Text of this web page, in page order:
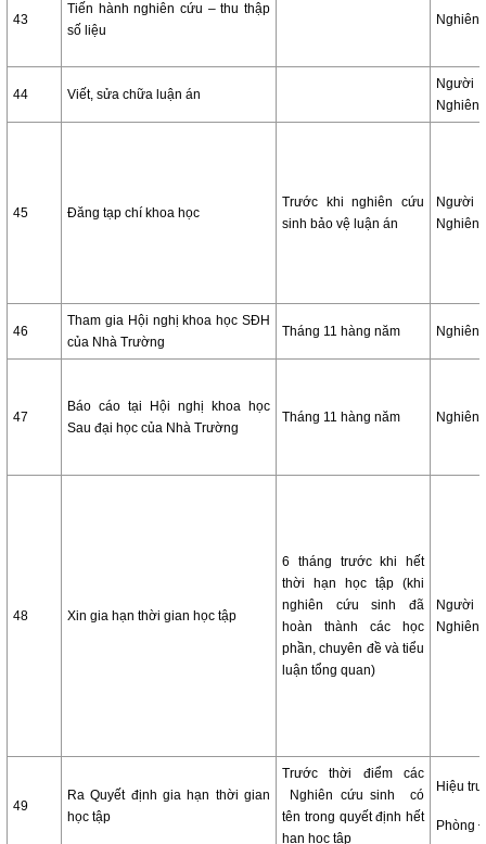
43
Tiến hành nghiên cứu – thu thập
số liệu
Nghiên
44 Viết, sửa chữa luận án
Người
Nghiên
45 Đăng tạp chí khoa học
Trước khi nghiên cứu
sinh bảo vệ luận án
Người
Nghiên
46
Tham gia Hội nghị khoa học SĐH
của Nhà Trường
Tháng 11 hàng năm
47
Báo cáo tại Hội nghị khoa học
Sau đại học của Nhà Trường
Tháng 11 hàng năm Nghiên
48 Xin gia hạn thời gian học tập
6 tháng trước khi hết
thời hạn học tập (khi
nghiên cứu sinh đã
hoàn thành các học
phần, chuyên đề và tiểu
luận tổng quan)
Người
Nghiên
49
Ra Quyết định gia hạn thời gian
học tập
Trước thời điểm các
Nghiên cứu sinh có
tên trong quyết định hết
hạn học tập
Hiệu
Phòng